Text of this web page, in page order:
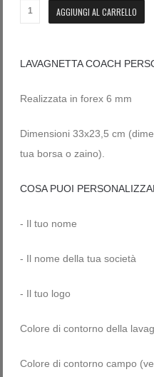
LAVAGNETTA COACH
Realizzata in forex 6 mm
Dimensioni 33x23,5 cm
tua borsa o zaino).
COSA PUOI
- Il tuo nome
- Il nome della tua società
- Il tuo logo
Colore di contorno della
Colore di contorno campo